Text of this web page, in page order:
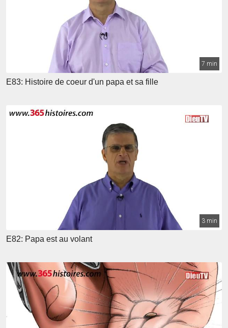
7 min
E83: Histoire de coeur d'un papa et sa fille
3 min
E82: Papa est au volant